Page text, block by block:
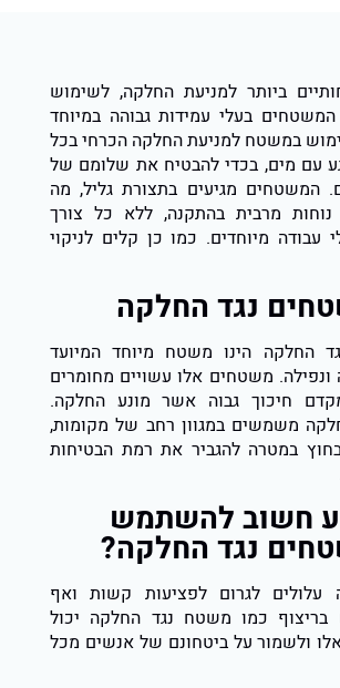
ביותר למניעת החלקה, לשימוש
המשטחים בעלי עמידות גבוהה במיוחד
במשטח למניעת החלקה הכרחי בכל
עם מים, בכדי להבטיח את שלומם של
המשטחים מגיעים בתצורת גליל, מה
מרבית בהתקנה, ללא כל צורך
עבודה מיוחדים. כמו כן קלים לניקוי
נגד החלקה
החלקה הינו משטח מיוחד המיועד
משטחים אלו עשויים מחומרים
חיכוך גבוה אשר מונע החלקה.
משמשים במגוון רחב של מקומות,
במטרה להגביר את רמת הבטיחות
חשוב להשתמש
נגד החלקה?
עלולים לגרום לפציעות קשות ואף
בריצוף כמו משטח נגד החלקה יכול
ולשמור על ביטחונם של אנשים מכל